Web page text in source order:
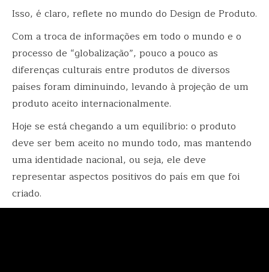
Isso, é claro, reflete no mundo do Design de Produto.
Com a troca de informações em todo o mundo e o
processo de “globalização”, pouco a pouco as
diferenças culturais entre produtos de diversos
países foram diminuindo, levando à projeção de um
produto aceito internacionalmente.
Hoje se está chegando a um equilíbrio: o produto
deve ser bem aceito no mundo todo, mas mantendo
uma identidade nacional, ou seja, ele deve
representar aspectos positivos do país em que foi
criado.